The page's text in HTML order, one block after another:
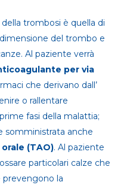
trombosi è quella di
del trombo e
Al paziente verrà
per via
che derivano dall’
o rallentare
fasi della malattia;
somministrata anche
(TAO). Al paziente
particolari calze che
prevengono la